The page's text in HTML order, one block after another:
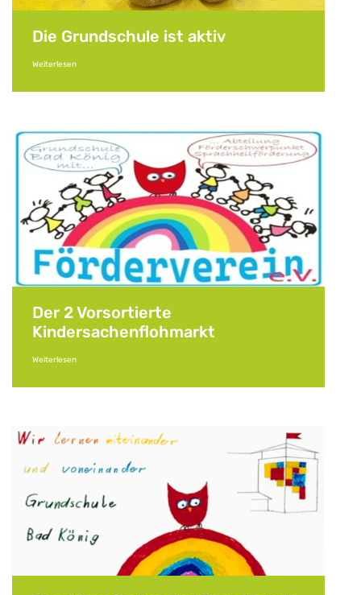
Die Grundschule ist aktiv
Weiterlesen
Der 2 Vorsortierte
Kindersachenflohmarkt
Weiterlesen